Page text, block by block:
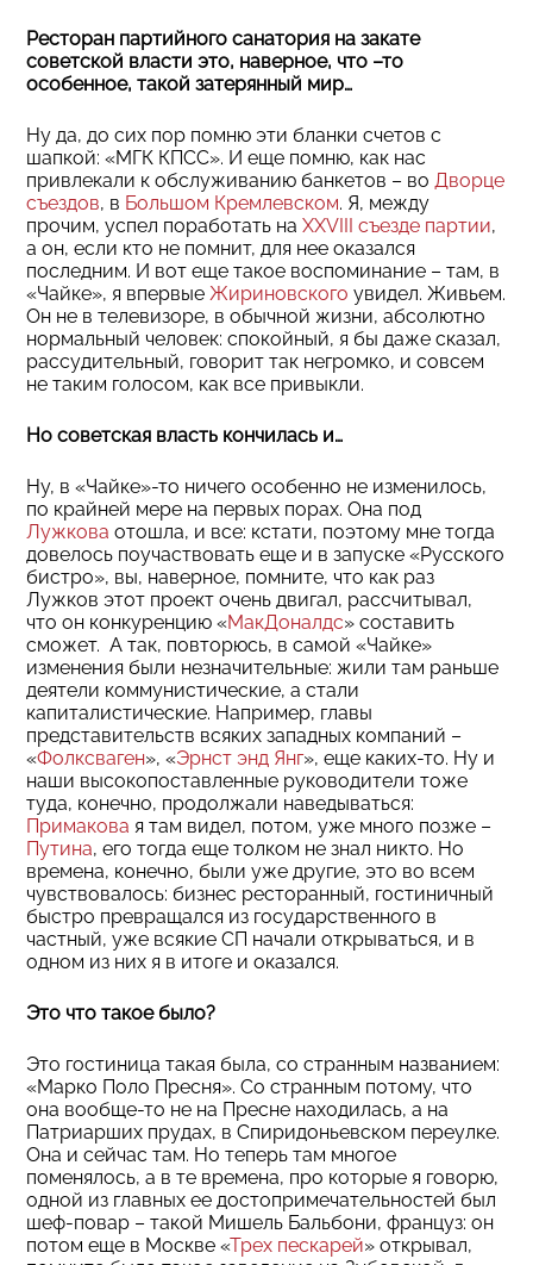
Ресторан партийного санатория на закате
советской власти это, наверное, что –то
особенное, такой затерянный мир…
Ну да, до сих пор помню эти бланки счетов с
шапкой: «МГК КПСС». И еще помню, как нас
привлекали к обслуживанию банкетов – во Дворце
съездов, в Большом Кремлевском. Я, между
прочим, успел поработать на XXVIII съезде партии,
а он, если кто не помнит, для нее оказался
последним. И вот еще такое воспоминание – там, в
«Чайке», я впервые Жириновского увидел. Живьем.
Он не в телевизоре, в обычной жизни, абсолютно
нормальный человек: спокойный, я бы даже сказал,
рассудительный, говорит так негромко, и совсем
не таким голосом, как все привыкли.
Но советская власть кончилась и…
Ну, в «Чайке»-то ничего особенно не изменилось,
по крайней мере на первых порах. Она под
Лужкова отошла, и все: кстати, поэтому мне тогда
довелось поучаствовать еще и в запуске «Русского
бистро», вы, наверное, помните, что как раз
Лужков этот проект очень двигал, рассчитывал,
что он конкуренцию «МакДоналдс» составить
сможет. А так, повторюсь, в самой «Чайке»
изменения были незначительные: жили там раньше
деятели коммунистические, а стали
капиталистические. Например, главы
представительств всяких западных компаний –
«Фолксваген», «Эрнст энд Янг», еще каких-то. Ну и
наши высокопоставленные руководители тоже
туда, конечно, продолжали наведываться:
Примакова я там видел, потом, уже много позже –
Путина, его тогда еще толком не знал никто. Но
времена, конечно, были уже другие, это во всем
чувствовалось: бизнес ресторанный, гостиничный
быстро превращался из государственного в
частный, уже всякие СП начали открываться, и в
одном из них я в итоге и оказался.
Это что такое было?
Это гостиница такая была, со странным названием:
«Марко Поло Пресня». Со странным потому, что
она вообще-то не на Пресне находилась, а на
Патриарших прудах, в Спиридоньевском переулке.
Она и сейчас там. Но теперь там многое
поменялось, а в те времена, про которые я говорю,
одной из главных ее достопримечательностей был
шеф-повар – такой Мишель Бальбони, француз: он
потом еще в Москве «Трех пескарей» открывал,